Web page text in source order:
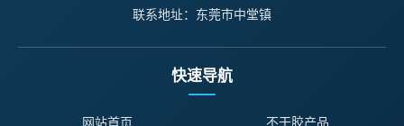
联系地址：东莞市中堂镇
快速导航
网站首页
不干胶产品